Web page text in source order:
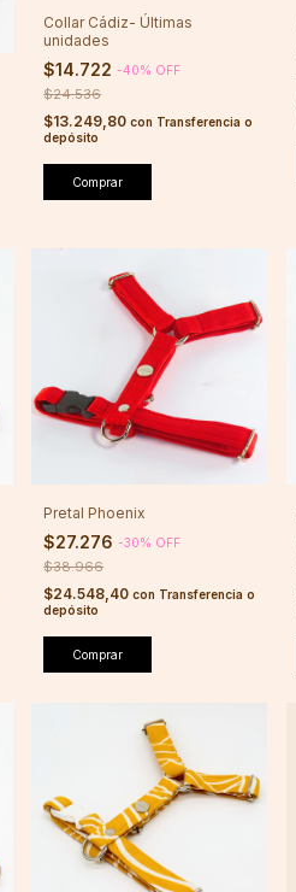
Collar Cádiz- Últimas
unidades
$14.722-40% OFF
$24.536
$13.249,80con Transferencia o
depósito
Comprar
Pretal Phoenix
$27.276-30% OFF
$38.966
$24.548,40con Transferencia o
depósito
Comprar